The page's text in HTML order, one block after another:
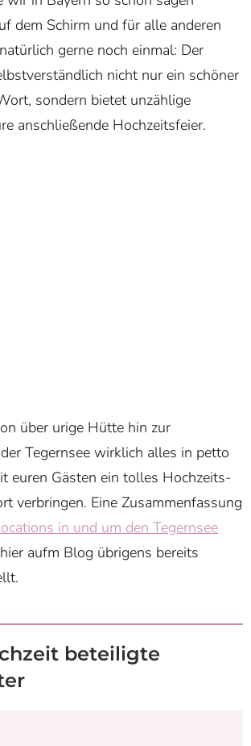
dem Schirm und für alle anderen
gerne noch einmal: Der
nicht nur ein schöner
sondern bietet unzählige
anschließende Hochzeitsfeier.
über urige Hütte hin zur
Tegernsee wirklich alles in petto
euren Gästen ein tolles Hochzeits-
verbringen. Eine Zusammenfassung
in und um den Tegernsee
aufm Blog übrigens bereits
beteiligte